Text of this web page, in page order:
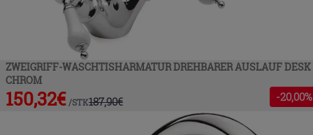
ZWEIGRIFF-WASCHTISHARMATUR DREHBARER AUSLAUF DESK
CHROM
150,32€ /STK187,90€ -20,00%